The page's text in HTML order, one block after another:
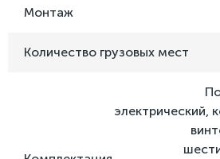
Монтаж
Количество грузовых мест
электрический,